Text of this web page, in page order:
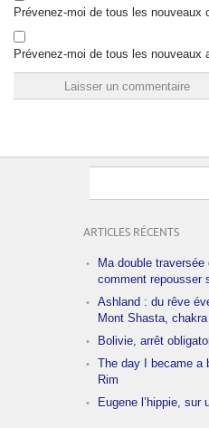
Prévenez-moi de tous les nouveaux
Prévenez-moi de tous les nouveaux
ARTICLES RÉCENTS
Ma double
comment repousser
Ashland : du rêve
Mont Shasta,
Bolivie, arrêt
The day I became a
Rim
Eugene l’hippie, sur